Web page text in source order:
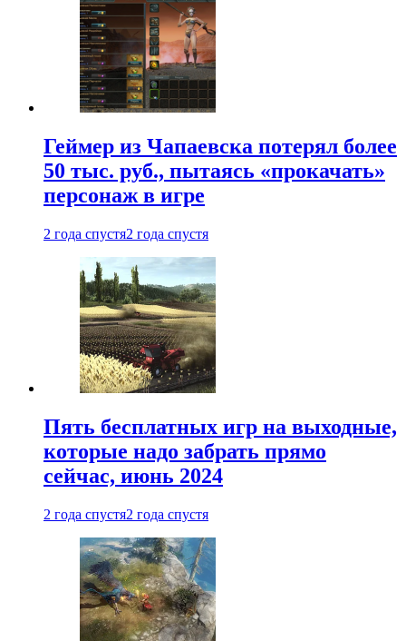
Геймер из Чапаевска потерял более
50 тыс. руб., пытаясь «прокачать»
персонаж в игре
2 года спустя2 года спустя
Пять бесплатных игр на выходные,
которые надо забрать прямо
сейчас, июнь 2024
2 года спустя2 года спустя